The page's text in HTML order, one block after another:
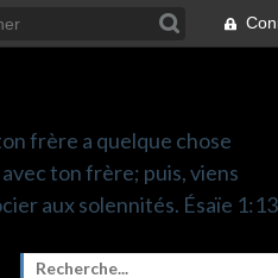
frère a quelque chose
ton frère; puis, viens
aux solennités. Ésaïe